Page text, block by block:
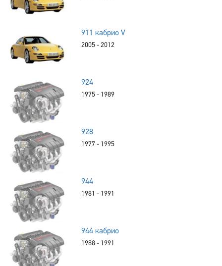
911 кабрио V
2005 - 2012
924
1975 - 1989
928
1977 - 1995
944
1981 - 1991
944 кабрио
1988 - 1991